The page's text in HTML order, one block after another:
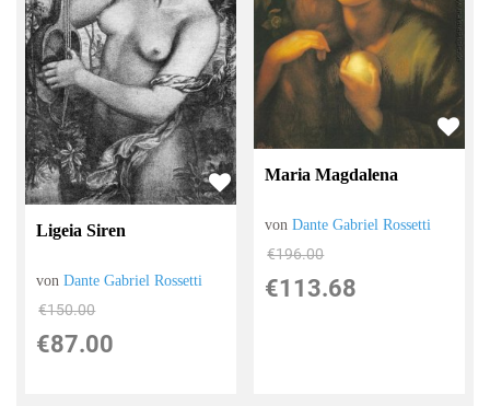
Ligeia Siren
vonDante Gabriel Rossetti
€150.00
€87.00
Maria Magdalena
vonDante Gabriel Rossetti
€196.00
€113.68